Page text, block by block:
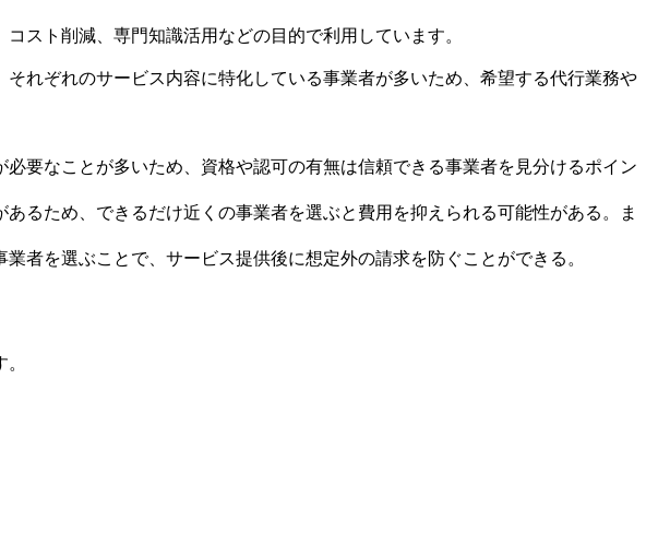
スト削減、専門知識活用などの目的で利用しています。
れぞれのサービス内容に特化している事業者が多いため、希望する代行業務や
要なことが多いため、資格や認可の有無は信頼できる事業者を見分けるポイン
るため、できるだけ近くの事業者を選ぶと費用を抑えられる可能性がある。ま
者を選ぶことで、サービス提供後に想定外の請求を防ぐことができる。